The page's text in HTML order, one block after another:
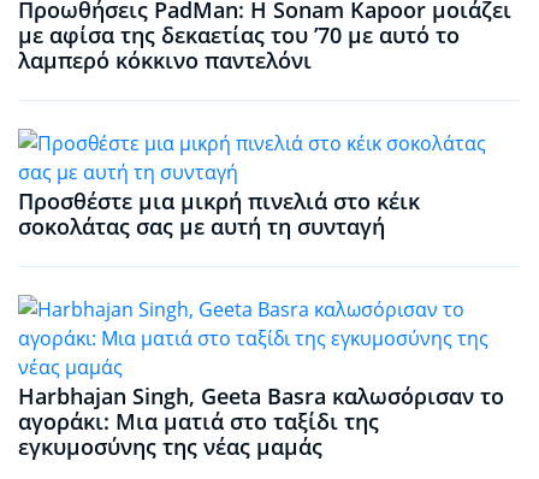
Προωθήσεις PadMan: Η Sonam Kapoor μοιάζει
με αφίσα της δεκαετίας του ’70 με αυτό το
λαμπερό κόκκινο παντελόνι
Προσθέστε μια μικρή πινελιά στο κέικ
σοκολάτας σας με αυτή τη συνταγή
Harbhajan Singh, Geeta Basra καλωσόρισαν το
αγοράκι: Μια ματιά στο ταξίδι της
εγκυμοσύνης της νέας μαμάς